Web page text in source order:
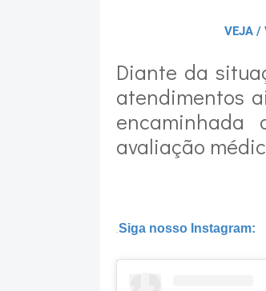
VEJA /
Diante da
atendimentos
avaliação
.Siga nosso Instagram: